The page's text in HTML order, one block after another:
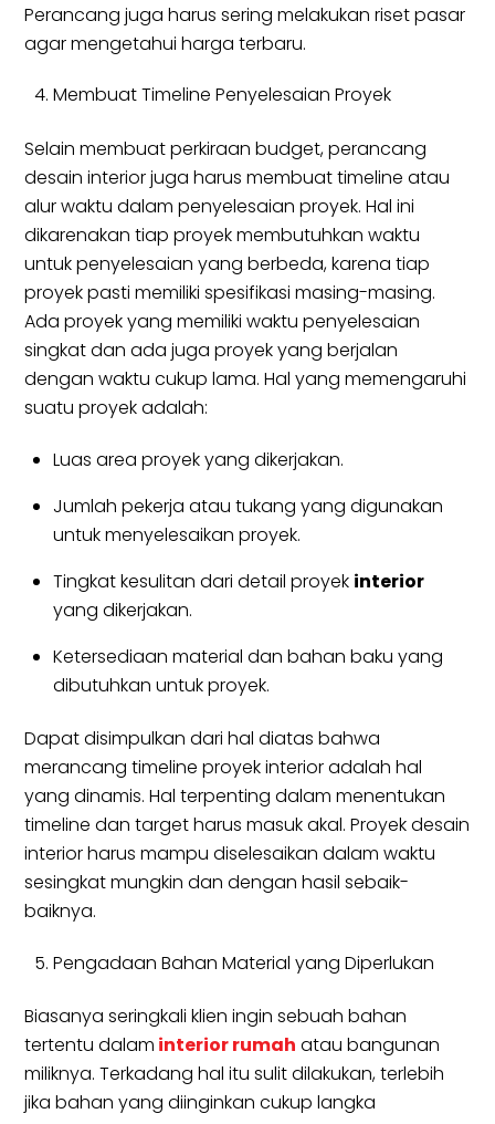
Perancang juga harus sering melakukan riset pasar
agar mengetahui harga terbaru.
Membuat Timeline Penyelesaian Proyek
Selain membuat perkiraan budget, perancang
desain interior juga harus membuat timeline atau
alur waktu dalam penyelesaian proyek. Hal ini
dikarenakan tiap proyek membutuhkan waktu
untuk penyelesaian yang berbeda, karena tiap
proyek pasti memiliki spesifikasi masing-masing.
Ada proyek yang memiliki waktu penyelesaian
singkat dan ada juga proyek yang berjalan
dengan waktu cukup lama. Hal yang memengaruhi
suatu proyek adalah:
Luas area proyek yang dikerjakan.
Jumlah pekerja atau tukang yang digunakan
untuk menyelesaikan proyek.
Tingkat kesulitan dari detail proyek interior
yang dikerjakan.
Ketersediaan material dan bahan baku yang
dibutuhkan untuk proyek.
Dapat disimpulkan dari hal diatas bahwa
merancang timeline proyek interior adalah hal
yang dinamis. Hal terpenting dalam menentukan
timeline dan target harus masuk akal. Proyek desain
interior harus mampu diselesaikan dalam waktu
sesingkat mungkin dan dengan hasil sebaik-
baiknya.
Pengadaan Bahan Material yang Diperlukan
Biasanya seringkali klien ingin sebuah bahan
tertentu dalam interior rumah atau bangunan
miliknya. Terkadang hal itu sulit dilakukan, terlebih
jika bahan yang diinginkan cukup langka